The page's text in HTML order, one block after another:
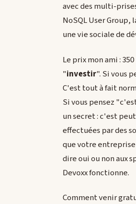
avec des multi-
NoSQL User Group,
une vie sociale de
Le prix mon ami :
"investir". Si vous
C'est tout à fait
Si vous pensez
un secret : c'est
effectuées par des
que votre
dire oui ou non aux
Devoxx fonctionne.
Comment venir